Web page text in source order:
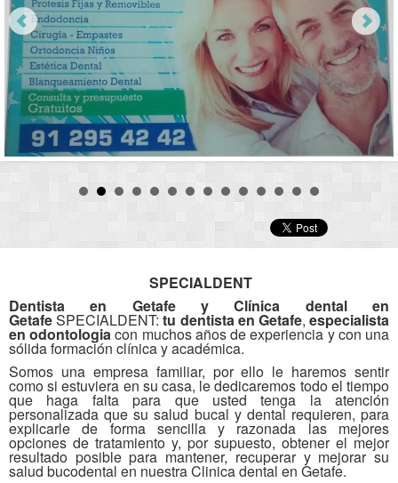
SPECIALDENT
Dentista en Getafe y Clínica dental en
GetafeSPECIALDENT: tu dentista en Getafe,especialista
en odontologiacon muchos años de experiencia y con una
sólida formación clínica y académica.
Somos una empresa familiar, por ello le haremos sentir
como si estuviera en su casa, le dedicaremos todo el tiempo
que haga falta para que usted tenga la atención
personalizada que su salud bucal y dental requieren, para
explicarle de forma sencilla y razonada las mejores
opciones de tratamiento y, por supuesto, obtener el mejor
resultado posible para mantener, recuperar y mejorar su
salud bucodental en nuestra Clinica dental en Getafe.